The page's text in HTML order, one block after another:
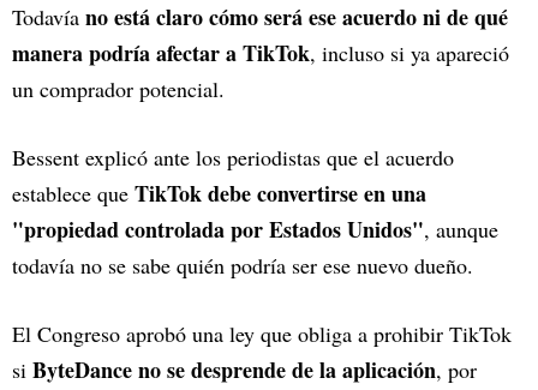
Todavía no está claro cómo será ese acuerdo ni de qué
manera podría afectar a TikTok, incluso si ya apareció
un comprador potencial.
Bessent explicó ante los periodistas que el acuerdo
establece que TikTok debe convertirse en una
"propiedad controlada por Estados Unidos", aunque
todavía no se sabe quién podría ser ese nuevo dueño.
El Congreso aprobó una ley que obliga a prohibir TikTok
si ByteDance no se desprende de la aplicación, por